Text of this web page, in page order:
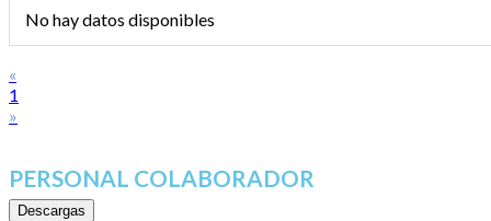
No hay datos disponibles
«
1
»
PERSONAL COLABORADOR
Descargas